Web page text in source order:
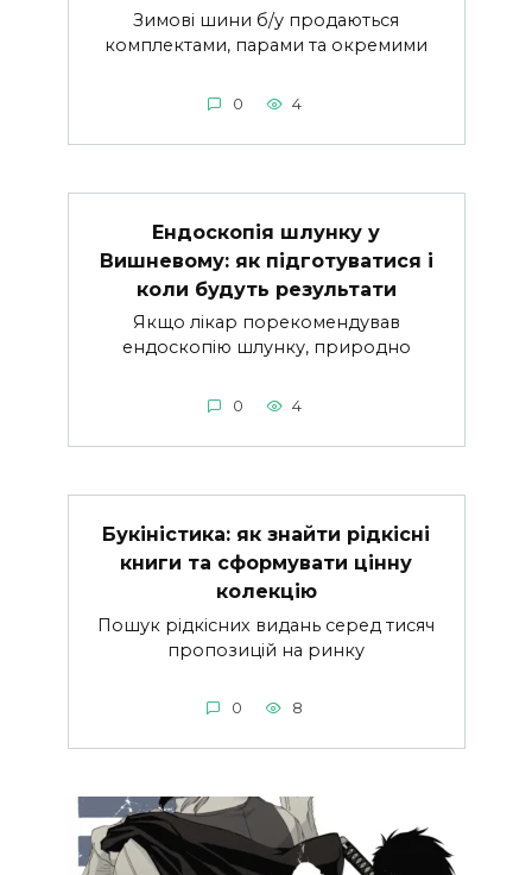
Зимові шини б/у продаються
комплектами, парами та окремими
0 4
Ендоскопія шлунку у
Вишневому: як підготуватися і
коли будуть результати
Якщо лікар порекомендував
ендоскопію шлунку, природно
0 4
Букіністика: як знайти рідкісні
книги та сформувати цінну
колекцію
Пошук рідкісних видань серед тисяч
пропозицій на ринку
0 8